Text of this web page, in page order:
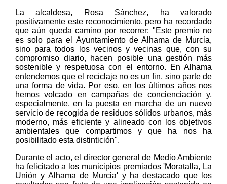
La alcaldesa, Rosa Sánchez, ha valorado
positivamente este reconocimiento, pero ha recordado
que aún queda camino por recorrer: "Este premio no
es solo para el Ayuntamiento de Alhama de Murcia,
sino para todos los vecinos y vecinas que, con su
compromiso diario, hacen posible una gestión más
sostenible y respetuosa con el entorno. En Alhama
entendemos que el reciclaje no es un fin, sino parte de
una forma de vida. Por eso, en los últimos años nos
hemos volcado en campañas de concienciación y,
especialmente, en la puesta en marcha de un nuevo
servicio de recogida de residuos sólidos urbanos, más
moderno, más eficiente y alineado con los objetivos
ambientales que compartimos y que ha nos ha
posibilitado esta distintición".
Durante el acto, el director general de Medio Ambiente
ha felicitado a los municipios premiados 'Moratalla, La
Unión y Alhama de Murcia' y ha destacado que los